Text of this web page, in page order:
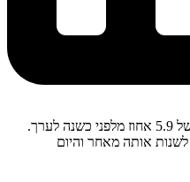
יש לי משכנתא צמודה בריבית קבועה של 5.9 אחוז מלפני כשנה לערך.
אותה מאחר והיום